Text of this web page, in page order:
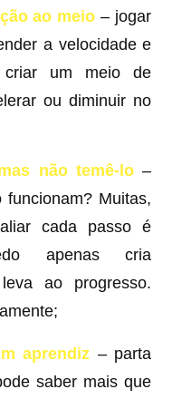
ao meio – jogar
a velocidade e
criar um meio de
ou diminuir no
não temê-lo –
Muitas,
cada passo é
apenas cria
ao progresso.
aprendiz – parta
saber mais que